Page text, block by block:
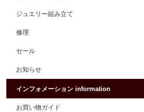
ジュエリー組み立て
修理
セール
お知らせ
インフォメーション information
お買い物ガイド